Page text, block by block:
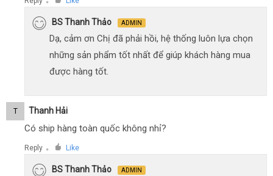
●
BS Thanh Thảo ADMIN
Dạ, cảm ơn Chị đã phải hồi, hệ thống luôn lựa chọn
những sản phẩm tốt nhất để giúp khách hàng mua
được hàng tốt.
T Thanh Hải
Có ship hàng toàn quốc không nhỉ?
Reply ● Like
BS Thanh Thảo ADMIN